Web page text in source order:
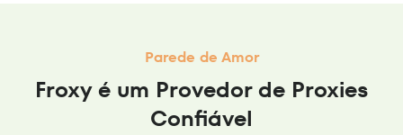
Parede de Amor
Froxy é um Provedor de Proxies
Confiável